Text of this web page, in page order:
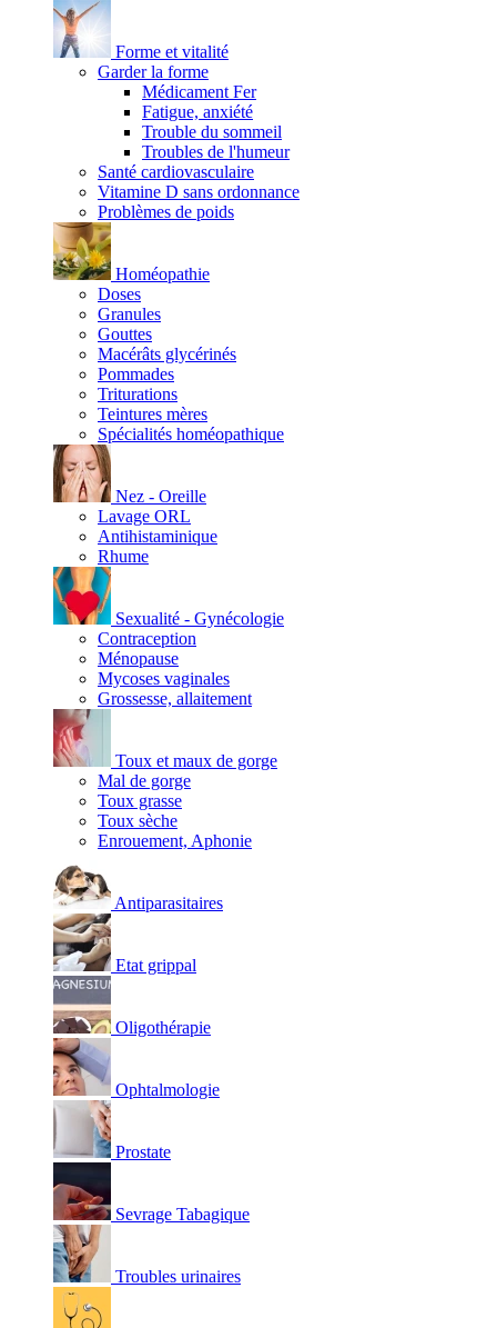
Forme et vitalité
Garder la forme
Médicament Fer
Fatigue, anxiété
Trouble du sommeil
Troubles de l'humeur
Santé cardiovasculaire
Vitamine D sans ordonnance
Problèmes de poids
Homéopathie
Doses
Granules
Gouttes
Macérâts glycérinés
Pommades
Triturations
Teintures mères
Spécialités homéopathique
Nez - Oreille
Lavage ORL
Antihistaminique
Rhume
Sexualité - Gynécologie
Contraception
Ménopause
Mycoses vaginales
Grossesse, allaitement
Toux et maux de gorge
Mal de gorge
Toux grasse
Toux sèche
Enrouement, Aphonie
Antiparasitaires
Etat grippal
Oligothérapie
Ophtalmologie
Prostate
Sevrage Tabagique
Troubles urinaires